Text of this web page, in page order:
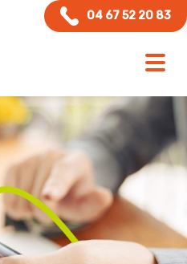
04 67 52 20 83